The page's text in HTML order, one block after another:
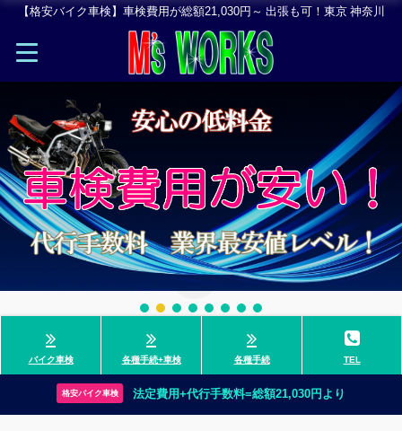
【格安バイク車検】車検費用が総額21,030円～ 出張も可！東京 神奈川
バイク車検 各種手続+車検 各種手続 TEL
格安バイク車検 法定費用+代行手数料=総額21,030円より